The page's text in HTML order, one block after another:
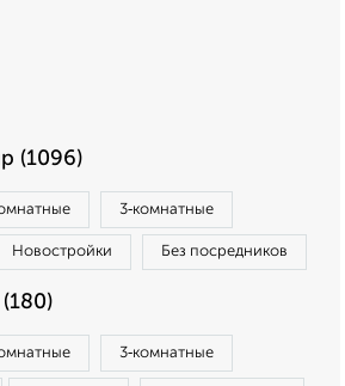
(1096)
3‑комнатные
Новостройки Без посредников
3‑комнатные